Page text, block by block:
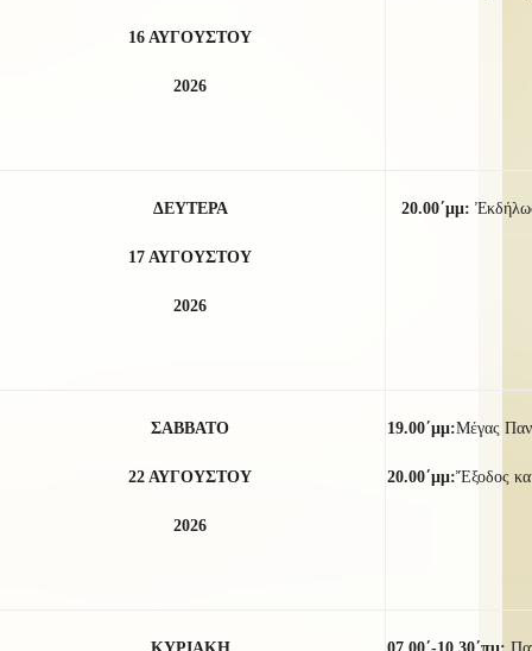
16 ΑΥΓΟΥΣΤΟΥ
2026
ΔΕΥΤΕΡΑ
17 ΑΥΓΟΥΣΤΟΥ
2026
20.00΄μμ:
ΣΑΒΒΑΤΟ
22 ΑΥΓΟΥΣΤΟΥ
2026
19.00΄μμ:Μέγας
20.00΄μμ:Ἔξοδος